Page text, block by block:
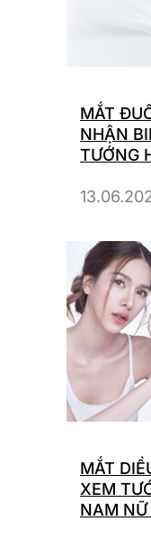
MẮT
NHẬN
TƯỚNG
MẮT
XEM
NAM NỮ